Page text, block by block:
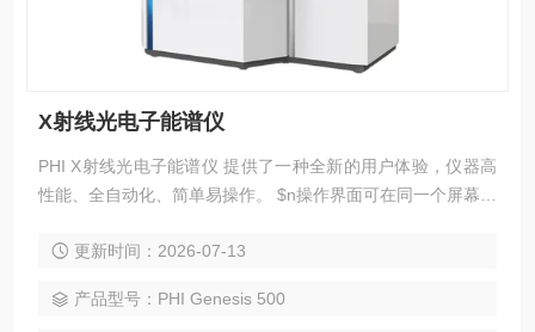
X射线光电子能谱仪
PHI X射线光电子能谱仪 提供了一种全新的用户体验，仪器高
性能、全自动化、简单易操作。 $n操作界面可在同一个屏幕内
航和 SXI 二次电子影像精细定位等功能。
更新时间：2026-07-13
产品型号：PHI Genesis 500